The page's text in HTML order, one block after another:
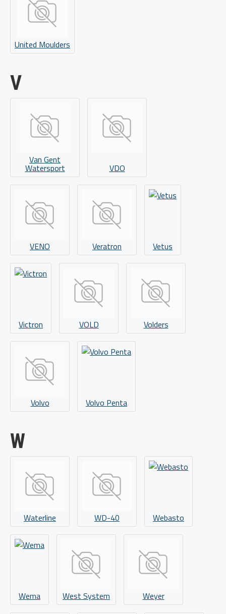
United Moulders
V
Van Gent
Watersport VDO
VENO Veratron Vetus
Victron VOLD Volders
Volvo Volvo Penta
W
Waterline WD-40 Webasto
Wema West System Weyer